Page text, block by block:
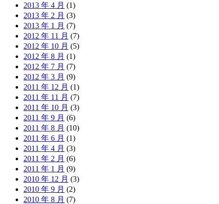
2013 年 4 月 (1)
2013 年 2 月 (3)
2013 年 1 月 (7)
2012 年 11 月 (7)
2012 年 10 月 (5)
2012 年 8 月 (1)
2012 年 7 月 (7)
2012 年 3 月 (9)
2011 年 12 月 (1)
2011 年 11 月 (7)
2011 年 10 月 (3)
2011 年 9 月 (6)
2011 年 8 月 (10)
2011 年 6 月 (1)
2011 年 4 月 (3)
2011 年 2 月 (6)
2011 年 1 月 (9)
2010 年 12 月 (3)
2010 年 9 月 (2)
2010 年 8 月 (7)